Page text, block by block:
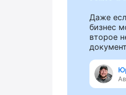
Даже
бизнес
второе